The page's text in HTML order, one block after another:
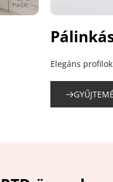
Elegáns